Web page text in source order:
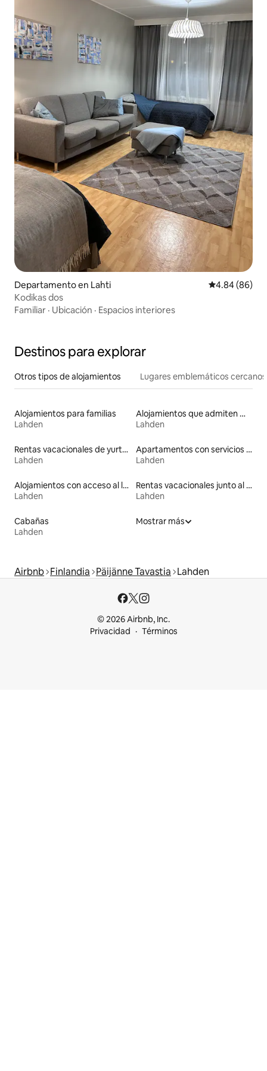
Departamento en Lahti Calificación
4.84 (86)
Kodikas dos
Familiar · Ubicación · Espacios interiores
Destinos para explorar
Otros tipos de alojamientos Lugares emblemáticos cercanos
Alojamientos para familias
Lahden
Alojamientos que admiten mascotas
Lahden
Rentas vacacionales de yurtas con jacuzzi
Lahden
Apartamentos con servicios incluidos vacacionales
Lahden
Alojamientos con acceso al lago
Lahden
Rentas vacacionales junto al agua
Lahden
Cabañas
Lahden
Mostrar más
Airbnb Finlandia Päijänne Tavastia Lahden
© 2026 Airbnb, Inc.
Privacidad
Términos